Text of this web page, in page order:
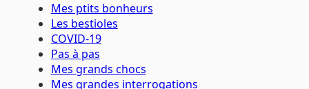
Mes ptits bonheurs
Les bestioles
COVID-19
Pas à pas
Mes grands chocs
Mes grandes interrogations